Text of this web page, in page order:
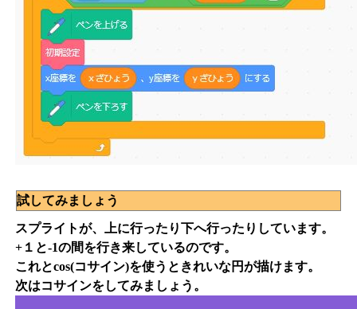
試してみましょう
スプライトが、上に行ったり下へ行ったりしています。
+１と-1の間を行き来しているのです。
これとcos(コサイン)を使うときれいな円が描けます。
次はコサインをしてみましょう。